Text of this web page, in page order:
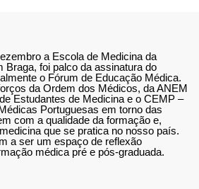
a Escola de Medicina da
Braga, foi palco da assinatura do
o Fórum de Educação Médica.
da Ordem dos Médicos, da ANEM
Estudantes de Medicina e o CEMP –
Portuguesas em torno das
com a qualidade da formação e,
que se pratica no nosso país.
a ser um espaço de reflexão
médica pré e pós-graduada.